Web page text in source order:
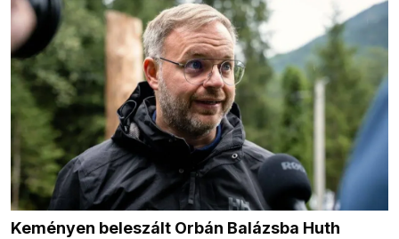
Keményen beleszált Orbán Balázsba Huth